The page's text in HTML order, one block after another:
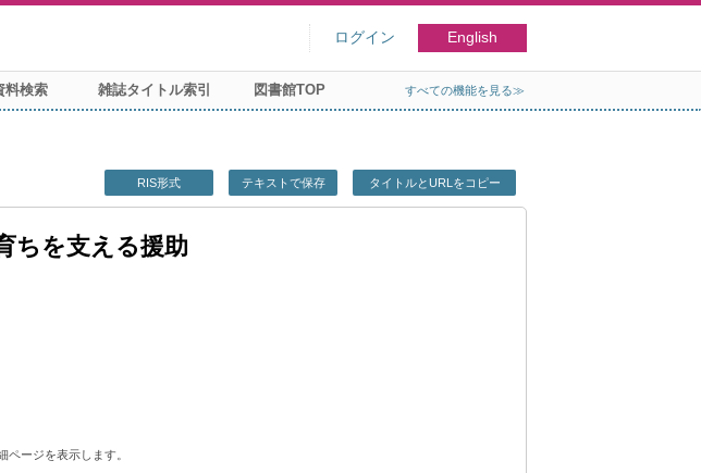
ログイン English
料検索 雑誌タイトル索引 図書館TOP すべての機能を見る≫
RIS形式 テキストで保存 タイトルとURLをコピー
ちを支える援助
ージを表示します。